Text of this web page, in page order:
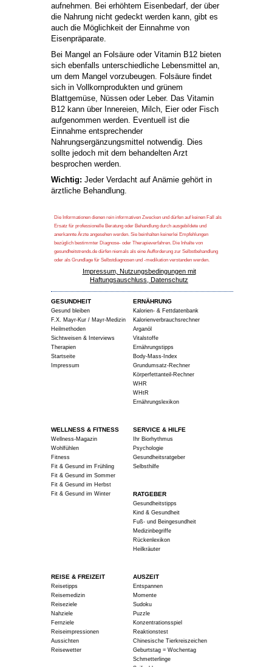
aufnehmen. Bei erhöhtem Eisenbedarf, der über
die Nahrung nicht gedeckt werden kann, gibt es
auch die Möglichkeit der Einnahme von
Eisenpräparate.
Bei Mangel an Folsäure oder Vitamin B12 bieten
sich ebenfalls unterschiedliche Lebensmittel an,
um dem Mangel vorzubeugen. Folsäure findet
sich in Vollkornprodukten und grünem
Blattgemüse, Nüssen oder Leber. Das Vitamin
B12 kann über Innereien, Milch, Eier oder Fisch
aufgenommen werden. Eventuell ist die
Einnahme entsprechender
Nahrungsergänzungsmittel notwendig. Dies
sollte jedoch mit dem behandelten Arzt
besprochen werden.
Wichtig: Jeder Verdacht auf Anämie gehört in
ärztliche Behandlung.
Die Informationen dienen rein informativen Zwecken und dürfen auf keinen Fall als
Ersatz für professionelle Beratung oder Behandlung durch ausgebildete und
anerkannte Ärzte angesehen werden. Sie beinhalten keinerlei Empfehlungen
bezüglich bestimmter Diagnose- oder Therapieverfahren. Die Inhalte von
gesundheitstrends.de dürfen niemals als eine Aufforderung zur Selbstbehandlung
oder als Grundlage für Selbstdiagnosen und -medikation verstanden werden.
Impressum, Nutzungsbedingungen mit
Haftungsauschluss, Datenschutz
GESUNDHEIT
Gesund bleiben
F.X. Mayr-Kur / Mayr-Medizin
Heilmethoden
Sichtweisen & Interviews
Therapien
Startseite
Impressum
ERNÄHRUNG
Kalorien- & Fettdatenbank
Kalorienverbrauchsrechner
Arganöl
Vitalstoffe
Ernährungstipps
Body-Mass-Index
Grundumsatz-Rechner
Körperfettanteil-Rechner
WHR
WHtR
Ernährungslexikon
WELLNESS & FITNESS
Wellness-Magazin
Wohlfühlen
Fitness
Fit & Gesund im Frühling
Fit & Gesund im Sommer
Fit & Gesund im Herbst
Fit & Gesund im Winter
SERVICE & HILFE
Ihr Biorhythmus
Psychologie
Gesundheitsratgeber
Selbsthilfe
RATGEBER
Gesundheitstipps
Kind & Gesundheit
Fuß- und Beingesundheit
Medizinbegriffe
Rückenlexikon
Heilkräuter
REISE & FREIZEIT
Reisetipps
Reisemedizin
Reiseziele
Nahziele
Fernziele
Reiseimpressionen
Aussichten
Reisewetter
AUSZEIT
Entspannen
Momente
Sudoku
Puzzle
Konzentrationsspiel
Reaktionstest
Chinesische Tierkreiszeichen
Geburtstag = Wochentag
Schmetterlinge